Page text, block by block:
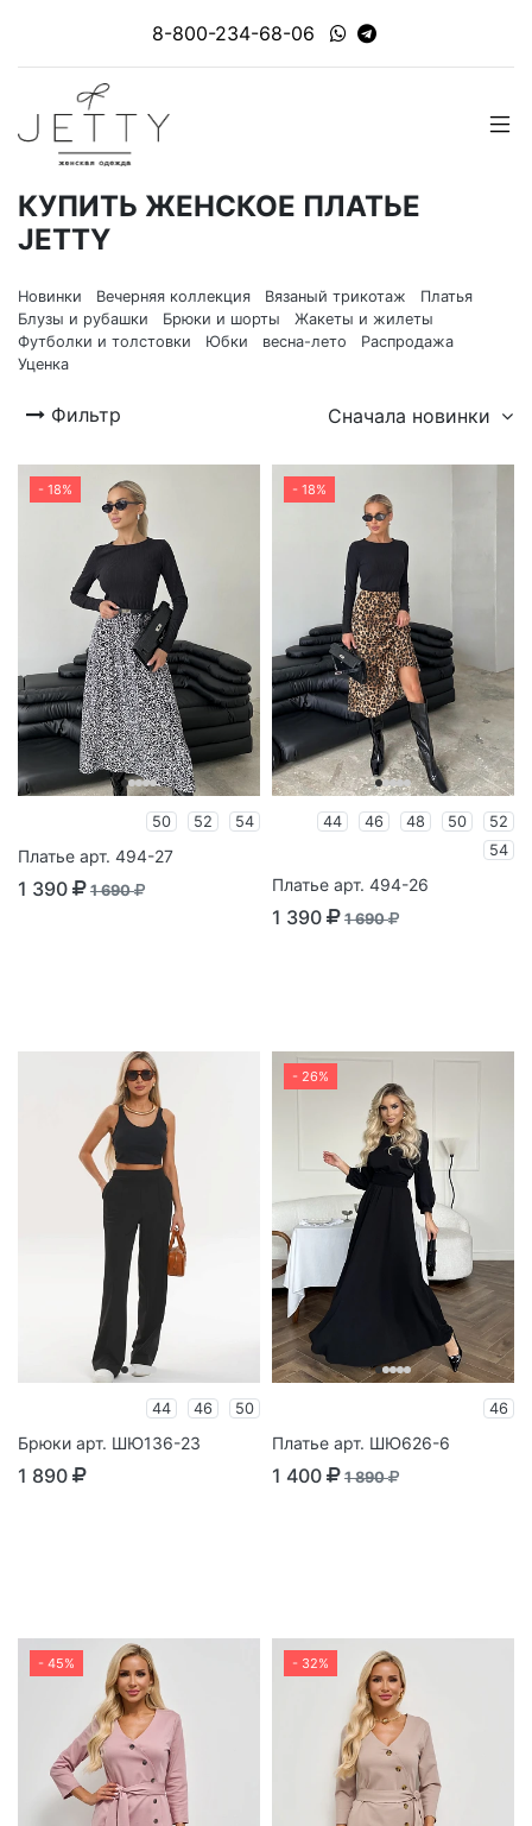
8-800-234-68-06
КУПИТЬ ЖЕНСКОЕ ПЛАТЬЕ
JETTY
Новинки Вечерняя коллекция Вязаный трикотаж
Платья
Блузы и рубашки
Брюки и шорты
Жакеты и жилеты
Футболки и толстовки
Юбки весна-лето
Распродажа
Уценка
Фильтр Сначала новинки
- 18%
50 52 54
Платье арт. 494-27
1 390 1 690
- 18%
44 46 48 50
52
54
Платье арт. 494-26
1 390 1 690
44 46 50
Брюки арт. ШЮ136-23
1 890
- 26%
46
Платье арт. ШЮ626-6
1 400 1 890
- 45% - 32%